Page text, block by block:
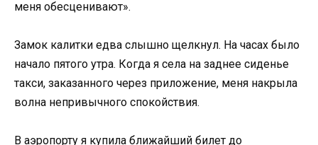
меня обесценивают».
Замок калитки едва слышно щелкнул. На часах было
начало пятого утра. Когда я села на заднее сиденье
такси, заказанного через приложение, меня накрыла
волна непривычного спокойствия.
В аэропорту я купила ближайший билет до